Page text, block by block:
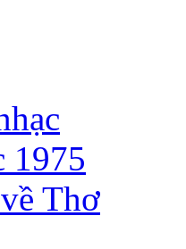
1975
Thơ